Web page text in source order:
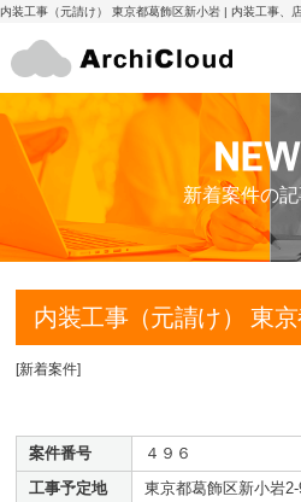
内装工事（元請け） 東京都葛飾区新小岩 | 内装工事、
新着案件の
内装工事（元請け） 東
[新着案件]
案件番号
４９６
工事予定地
東京都葛飾区新小岩2-